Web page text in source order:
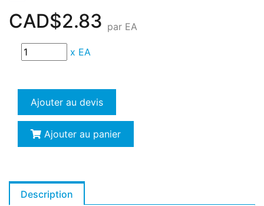
CAD$2.83 par EA
x EA
Ajouter au devis
Ajouter au panier
Description